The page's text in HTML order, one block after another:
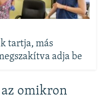
tartja, más
adja be
omikron